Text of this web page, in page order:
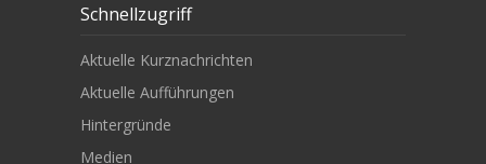
Schnellzugriff
Aktuelle Kurznachrichten
Aktuelle Aufführungen
Hintergründe
Medien